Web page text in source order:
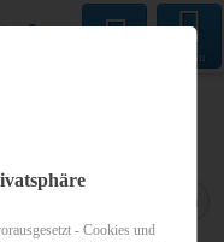
Menu
Teilen
- Cookies und